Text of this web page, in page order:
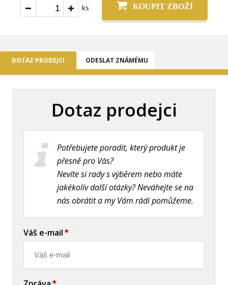
ks KOUPIT ZBOŽÍ
DOTAZ PRODEJCI ODESLAT ZNÁMÉMU
Dotaz prodejci
Potřebujete poradit, který produkt je
přesně pro Vás?
Nevíte si rady s výběrem nebo máte
jakékoliv další otázky? Neváhejte se na
nás obrátit a my Vám rádi pomůžeme.
Váš e-mail